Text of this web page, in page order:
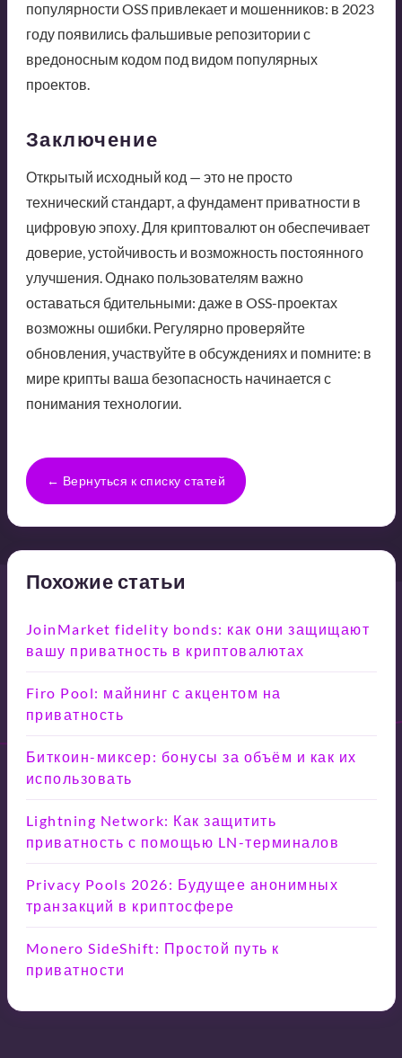
популярности OSS привлекает и мошенников: в 2023
году появились фальшивые репозитории с
вредоносным кодом под видом популярных
проектов.
Заключение
Открытый исходный код — это не просто
технический стандарт, а фундамент приватности в
цифровую эпоху. Для криптовалют он обеспечивает
доверие, устойчивость и возможность постоянного
улучшения. Однако пользователям важно
оставаться бдительными: даже в OSS-проектах
возможны ошибки. Регулярно проверяйте
обновления, участвуйте в обсуждениях и помните: в
мире крипты ваша безопасность начинается с
понимания технологии.
← Вернуться к списку статей
Похожие статьи
JoinMarket fidelity bonds: как они защищают
вашу приватность в криптовалютах
Firo Pool: майнинг с акцентом на
приватность
Биткоин-миксер: бонусы за объём и как их
использовать
Lightning Network: Как защитить
приватность с помощью LN-терминалов
Privacy Pools 2026: Будущее анонимных
транзакций в криптосфере
Monero SideShift: Простой путь к
приватности